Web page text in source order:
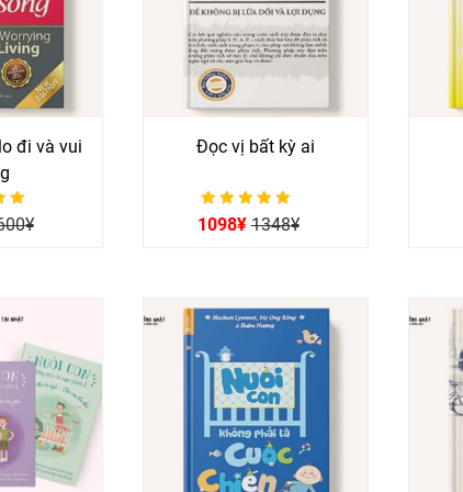
đi và vui
hạng
¥
Đọc vị bất kỳ ai
Được xếp hạng
0
1098¥ 1348¥